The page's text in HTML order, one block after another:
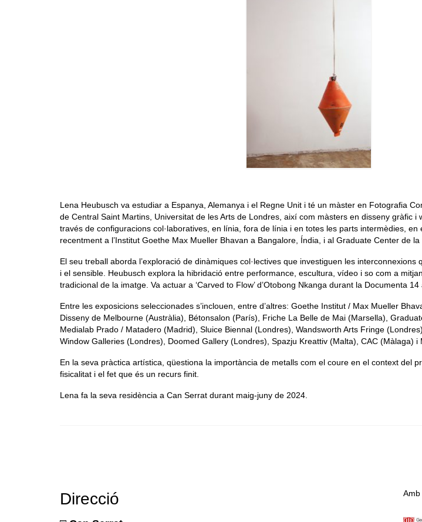
Lena Heubusch va estudiar a Espanya, Alemanya i el Regne Unit i té un màster en Fotografia
de Central Saint Martins, Universitat de les Arts de Londres, així com màsters en disseny gràfic i
través de configuracions col·laboratives, en línia, fora de línia i en totes les parts intermèdies,
recentment a l’Institut Goethe Max Mueller Bhavan a Bangalore, Índia, i al Graduate Center de la
El seu treball aborda l’exploració de dinàmiques col·lectives que investiguen les interconnexions
i el sensible. Heubusch explora la hibridació entre performance, escultura, vídeo i so com a
tradicional de la imatge. Va actuar a ‘Carved to Flow’ d’Otobong Nkanga durant la Documenta 14
Entre les exposicions seleccionades s’inclouen, entre d’altres: Goethe Institut / Max Mueller
Disseny de Melbourne (Austràlia), Bétonsalon (París), Friche La Belle de Mai (Marsella),
Medialab Prado / Matadero (Madrid), Sluice Biennal (Londres), Wandsworth Arts Fringe
Window Galleries (Londres), Doomed Gallery (Londres), Spazju Kreattiv (Malta), CAC (Màlaga) i
En la seva pràctica artística, qüestiona la importància de metalls com el coure en el context del
fisicalitat i el fet que és un recurs finit.
Lena fa la seva residència a Can Serrat durant maig-juny de 2024.
Direcció